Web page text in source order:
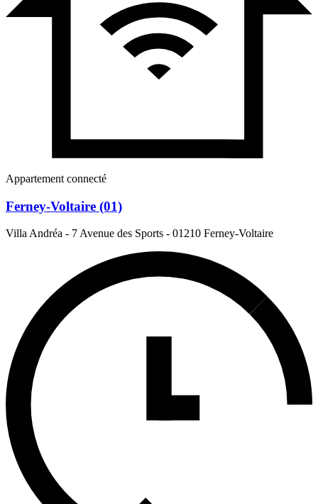
Appartement connecté
Ferney-Voltaire (01)
Villa Andréa - 7 Avenue des Sports - 01210 Ferney-Voltaire